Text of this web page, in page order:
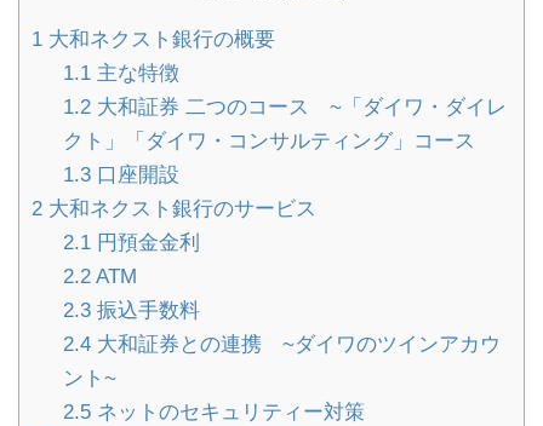
1 大和ネクスト銀行の概要
1.1主な特徴
1.2大和証券 二つのコース ~「ダイワ・ダイレ
クト」「ダイワ・コンサルティング」コース
1.3口座開設
2 大和ネクスト銀行のサービス
2.1円預金金利
2.2ATM
2.3振込手数料
2.4大和証券との連携 ~ダイワのツインアカウ
ント~
2.5ネットのセキュリティー対策